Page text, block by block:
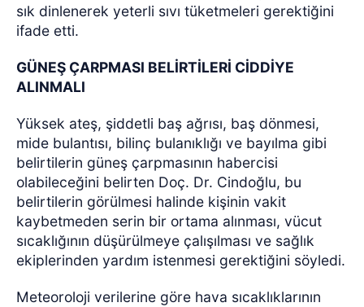
sık dinlenerek yeterli sıvı tüketmeleri gerektiğini
ifade etti.
GÜNEŞ ÇARPMASI BELİRTİLERİ CİDDİYE
ALINMALI
Yüksek ateş, şiddetli baş ağrısı, baş dönmesi,
mide bulantısı, bilinç bulanıklığı ve bayılma gibi
belirtilerin güneş çarpmasının habercisi
olabileceğini belirten Doç. Dr. Cindoğlu, bu
belirtilerin görülmesi halinde kişinin vakit
kaybetmeden serin bir ortama alınması, vücut
sıcaklığının düşürülmeye çalışılması ve sağlık
ekiplerinden yardım istenmesi gerektiğini söyledi.
Meteoroloji verilerine göre hava sıcaklıklarının